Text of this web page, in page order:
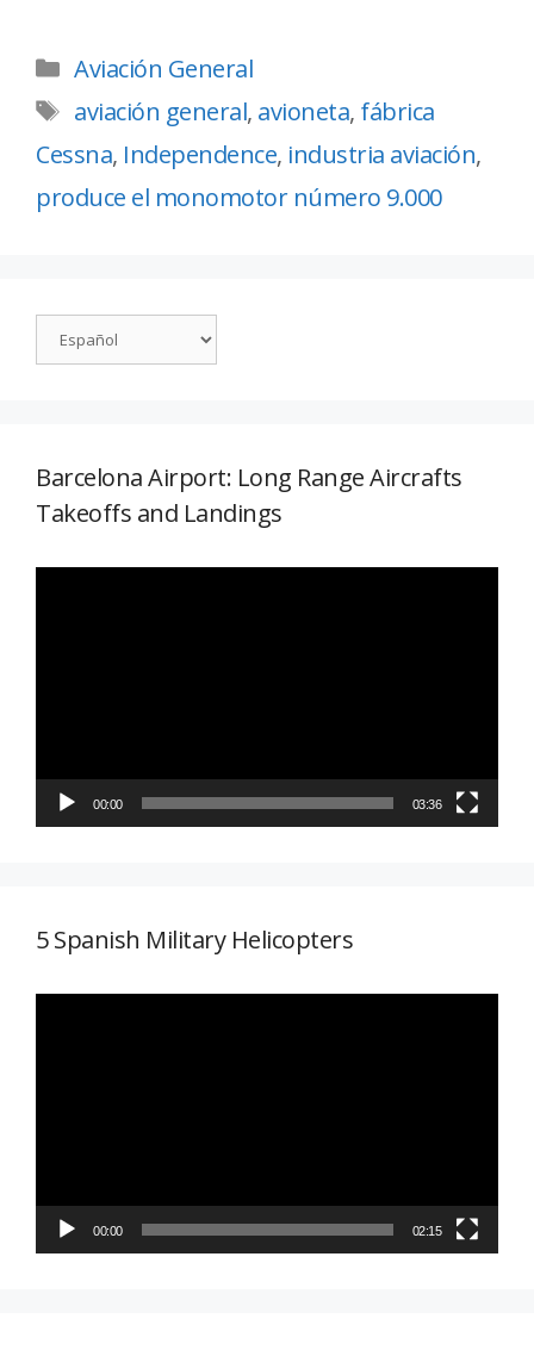
Aviación General
aviación general, avioneta, fábrica
Cessna, Independence, industria aviación,
produce el monomotor número 9.000
Barcelona Airport: Long Range Aircrafts
Takeoffs and Landings
00:00 03:36
5 Spanish Military Helicopters
00:00 02:15